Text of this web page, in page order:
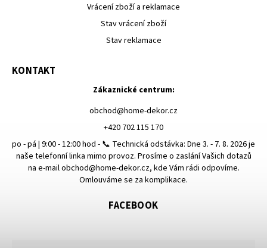
Vrácení zboží a reklamace
Stav vrácení zboží
Stav reklamace
KONTAKT
Zákaznické centrum:
obchod@home-dekor.cz
+420 702 115 170
po - pá | 9:00 - 12:00 hod - 📞 Technická odstávka: Dne 3. - 7. 8. 2026 je
naše telefonní linka mimo provoz. Prosíme o zaslání Vašich dotazů
na e-mail obchod@home-dekor.cz, kde Vám rádi odpovíme.
Omlouváme se za komplikace.
FACEBOOK